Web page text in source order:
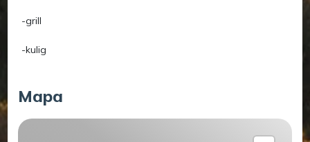
-grill
-kulig
Mapa